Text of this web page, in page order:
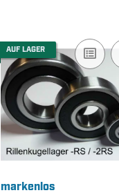
AUF LAGER
markenlos